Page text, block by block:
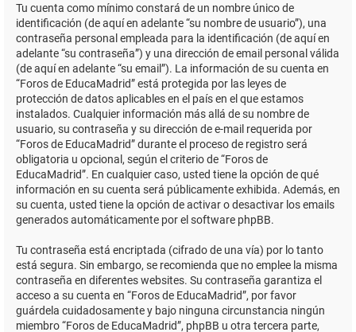
Tu cuenta como mínimo constará de un nombre único de
identificación (de aquí en adelante “su nombre de usuario”), una
contraseña personal empleada para la identificación (de aquí en
adelante “su contraseña”) y una dirección de email personal válida
(de aquí en adelante “su email”). La información de su cuenta en
“Foros de EducaMadrid” está protegida por las leyes de
protección de datos aplicables en el país en el que estamos
instalados. Cualquier información más allá de su nombre de
usuario, su contraseña y su dirección de e-mail requerida por
“Foros de EducaMadrid” durante el proceso de registro será
obligatoria u opcional, según el criterio de “Foros de
EducaMadrid”. En cualquier caso, usted tiene la opción de qué
información en su cuenta será públicamente exhibida. Además, en
su cuenta, usted tiene la opción de activar o desactivar los emails
generados automáticamente por el software phpBB.
Tu contraseña está encriptada (cifrado de una vía) por lo tanto
está segura. Sin embargo, se recomienda que no emplee la misma
contraseña en diferentes websites. Su contraseña garantiza el
acceso a su cuenta en “Foros de EducaMadrid”, por favor
guárdela cuidadosamente y bajo ninguna circunstancia ningún
miembro “Foros de EducaMadrid”, phpBB u otra tercera parte,